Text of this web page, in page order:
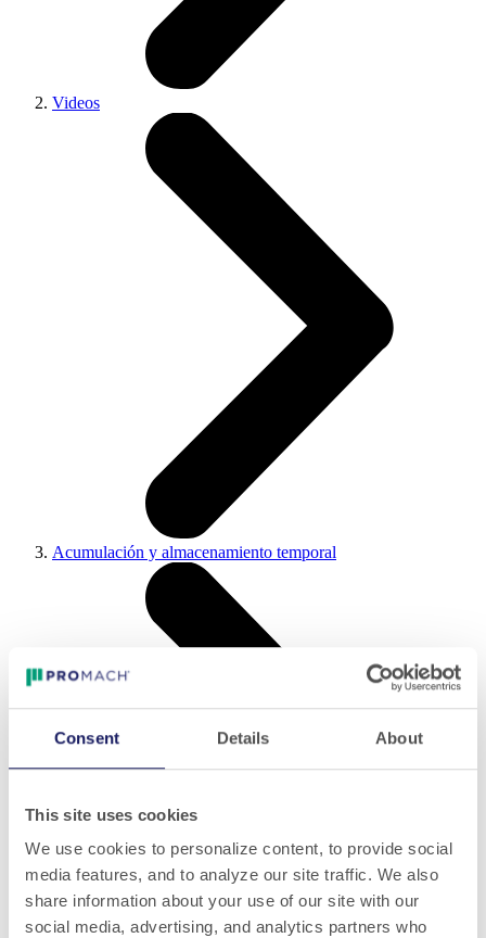
Consent Details About
This site uses cookies
We use cookies to personalize content, to provide social
media features, and to analyze our site traffic. We also
share information about your use of our site with our
social media, advertising, and analytics partners who
Videos
Acumulación y almacenamiento temporal